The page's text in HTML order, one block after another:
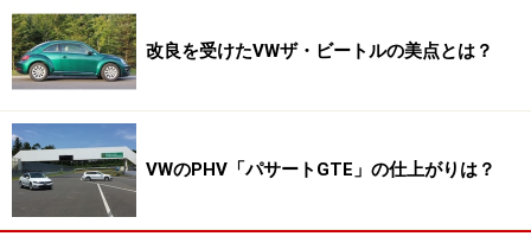
新設計のフラットフォールドシートを採用。2/3列目シート
と助手席（トレンドライン以外）を簡単な操作で畳め、最大
容量1857Lのフラットな空間を作り出せる
磨きをかけたのは本当に必要な機能のみ
改良を受けたVWザ・ビートルの美点とは？
VWのPHV「パサートGTE」の仕上がりは？